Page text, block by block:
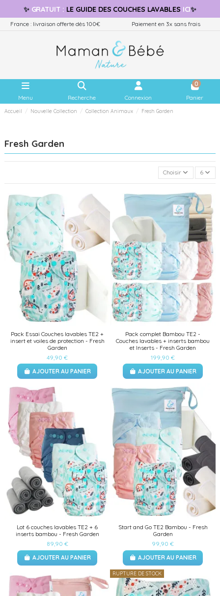
✨ GRATUIT: LE GUIDE DES COUCHES LAVABLES ICI✨
France : livraison offerte dès 100€ Paiement en 3x sans frais
Menu Recherche Connexion
0
Panier
Accueil Nouvelle Collection Collection Animaux Fresh Garden
Fresh Garden
Choisir 6
Pack Essai Couches lavables TE2 +
insert et voiles de protection - Fresh
Garden
49,90 €
AJOUTER AU PANIER
Pack complet Bambou TE2 -
Couches lavables + inserts bambou
et Inserts - Fresh Garden
199,90 €
AJOUTER AU PANIER
Lot 6 couches lavables TE2 + 6
inserts bambou - Fresh Garden
89,90 €
AJOUTER AU PANIER
Start and Go TE2 Bambou - Fresh
Garden
99,90 €
AJOUTER AU PANIER
RUPTURE DE STOCK